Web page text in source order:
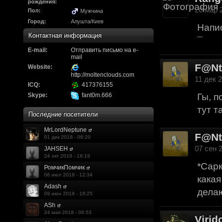
другие
https://discord.gg/
F@Nt0M : А попробуем-ка мы
до анонса...https://
Kadzicy : а ещо можна крч
трехмерны)
локации ну типа
показывать эту
поиграть очень
F@Nt0M
Ок. Если мы
обязательно
рождения:
Пол:
Мужчина
Город:
Алушта/Киев
Контактная информация
E-mail:
Отправить письмо на e-
mail
Website:
http://moltenclouds.com
ICQ:
417376155
Skype:
fant0m.666
Последние посетители
MrLordNeptune
01 дек 2018 - 06:20
JAHSEH
24 окт 2018 - 18:19
РомчикПомчик
06 июл 2018 - 12:34
Adash
09 июн 2018 - 18:25
ASh
24 мая 2018 - 06:53
20 мар
¯
11 дек
Гы,
тут
07 сен